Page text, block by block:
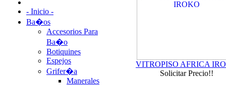
- Inicio -
Ba�os
Accesorios Para
Ba�o
Botiquines
Espejos
Grifer�a
Manerales
VITROPISO AFRICA
Solicitar Precio!!